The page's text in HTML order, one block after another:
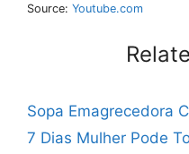
Source: Youtube.com
Sopa Emagrecedora
7 Dias Mulher Pode